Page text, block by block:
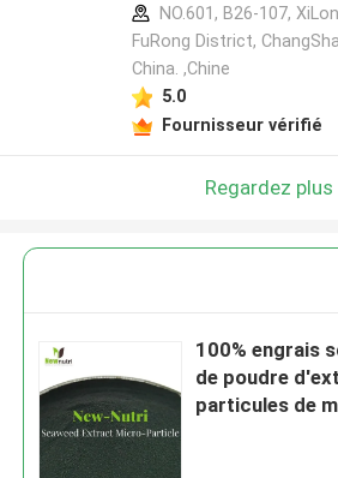
NO.601, B26-107,
FuRong District,
China. ,Chine
5.0
Fournisseur vérifié
Regardez plus
100% engrais
de poudre
particules de